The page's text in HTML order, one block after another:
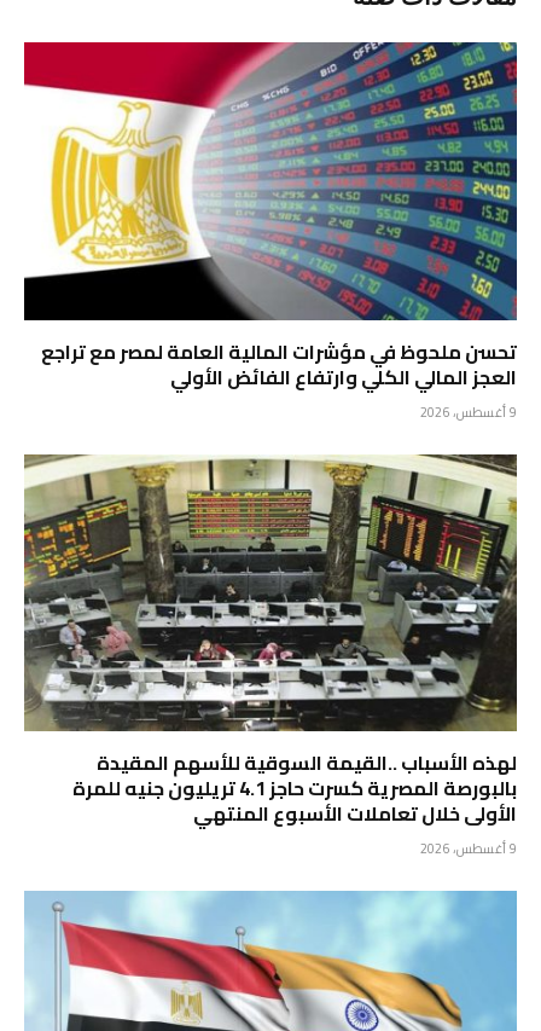
تحسن ملحوظ في مؤشرات المالية العامة لمصر مع تراجع
العجز المالي الكلي وارتفاع الفائض الأولي
9 أغسطس، 2026
لهذه الأسباب ..القيمة السوقية للأسهم المقيدة
بالبورصة المصرية كسرت حاجز 4.1 تريليون جنيه للمرة
الأولى خلال تعاملات الأسبوع المنتهي
9 أغسطس، 2026